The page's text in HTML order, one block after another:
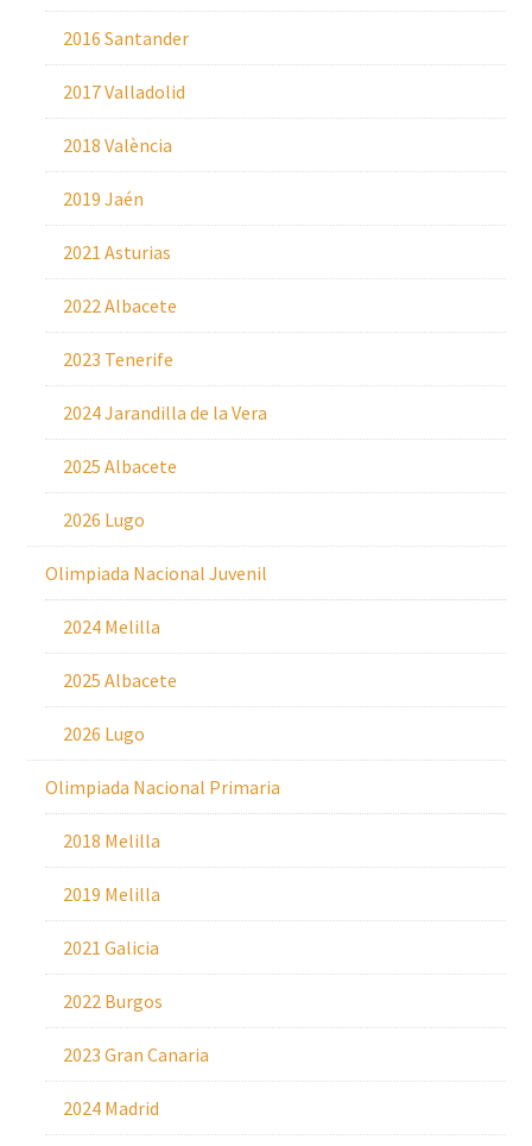
2016 Santander
2017 Valladolid
2018 València
2019 Jaén
2021 Asturias
2022 Albacete
2023 Tenerife
2024 Jarandilla de la Vera
2025 Albacete
2026 Lugo
Olimpiada Nacional Juvenil
2024 Melilla
2025 Albacete
2026 Lugo
Olimpiada Nacional Primaria
2018 Melilla
2019 Melilla
2021 Galicia
2022 Burgos
2023 Gran Canaria
2024 Madrid